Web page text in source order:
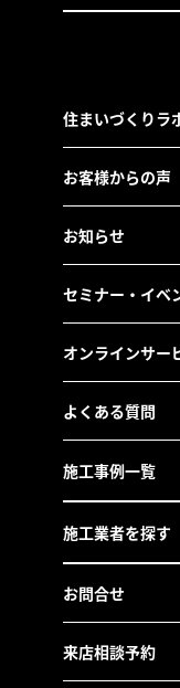
住まいづくりラ
お客様からの声
お知らせ
セミナー・イベ
オンラインサー
よくある質問
施工事例一覧
施工業者を探す
お問合せ
来店相談予約